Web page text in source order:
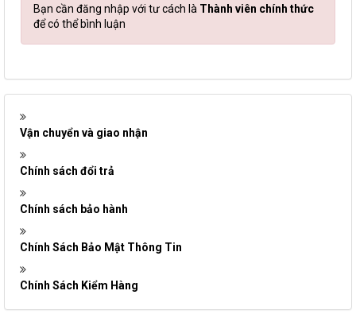
Bạn cần đăng nhập với tư cách là Thành viên chính thức
để có thể bình luận
Vận chuyển và giao nhận
Chính sách đổi trả
Chính sách bảo hành
Chính Sách Bảo Mật Thông Tin
Chính Sách Kiểm Hàng